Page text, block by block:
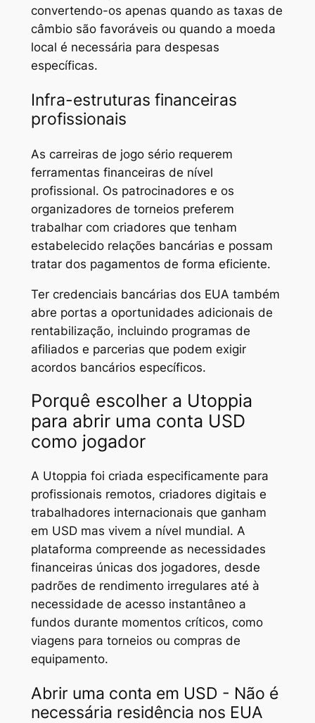
convertendo-os apenas quando as taxas de
câmbio são favoráveis ou quando a moeda
local é necessária para despesas
específicas.
Infra-estruturas financeiras
profissionais
As carreiras de jogo sério requerem
ferramentas financeiras de nível
profissional. Os patrocinadores e os
organizadores de torneios preferem
trabalhar com criadores que tenham
estabelecido relações bancárias e possam
tratar dos pagamentos de forma eficiente.
Ter credenciais bancárias dos EUA também
abre portas a oportunidades adicionais de
rentabilização, incluindo programas de
afiliados e parcerias que podem exigir
acordos bancários específicos.
Porquê escolher a Utoppia
para abrir uma conta USD
como jogador
A Utoppia foi criada especificamente para
profissionais remotos, criadores digitais e
trabalhadores internacionais que ganham
em USD mas vivem a nível mundial. A
plataforma compreende as necessidades
financeiras únicas dos jogadores, desde
padrões de rendimento irregulares até à
necessidade de acesso instantâneo a
fundos durante momentos críticos, como
viagens para torneios ou compras de
equipamento.
Abrir uma conta em USD - Não é
necessária residência nos EUA